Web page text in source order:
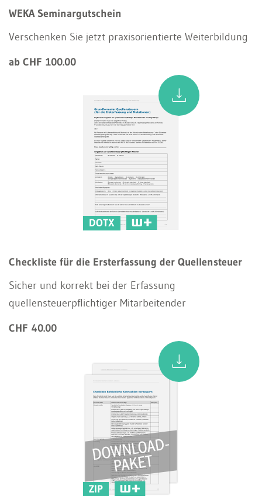
WEKA Seminargutschein
Verschenken Sie jetzt praxisorientierte Weiterbildung
ab CHF 100.00
DOTX
Checkliste für die Ersterfassung der Quellensteuer
Sicher und korrekt bei der Erfassung
quellensteuerpflichtiger Mitarbeitender
CHF 40.00
ZIP